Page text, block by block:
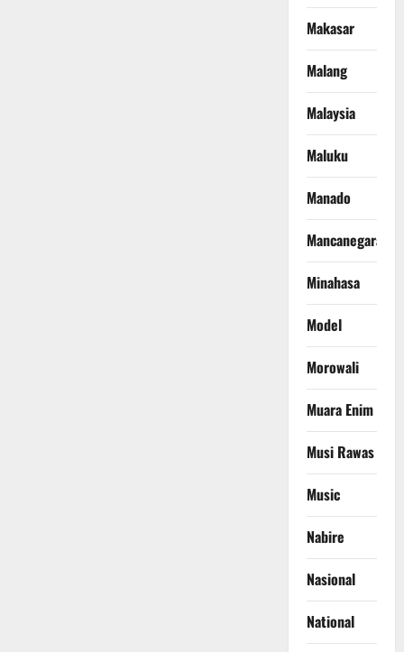
Makasar
Malang
Malaysia
Maluku
Manado
Mancanegara
Minahasa
Model
Morowali
Muara Enim
Musi Rawas
Music
Nabire
Nasional
National